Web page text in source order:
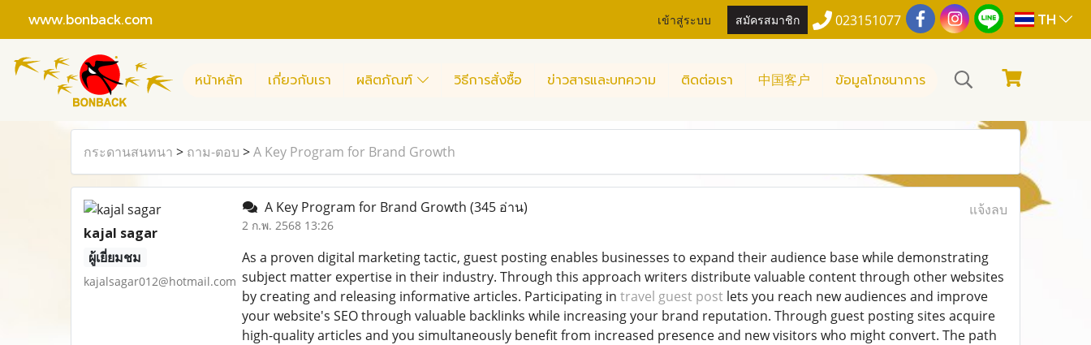
www.bonback.com เข้าสู่ระบบ สมัครสมาชิก 023151077 TH
หน้าหลัก เกี่ยวกับเรา ผลิตภัณฑ์ วิธีการสั่งซื้อ ข่าวสารและบทความ ติดต่อเรา 中国客户 ข้อมูลโภชนาการ
กระดานสนทนา > ถาม-ตอบ >A Key Program for Brand Growth
kajal sagar
ผู้เยี่ยมชม
kajalsagar012@hotmail.com
A Key Program for Brand Growth (345 อ่าน)
2 ก.พ. 2568 13:26
แจ้งลบ
As a proven digital marketing tactic, guest posting enables businesses to expand their audience base while demonstrating
subject matter expertise in their industry. Through this approach writers distribute valuable content through other websites
by creating and releasing informative articles. Participating in travel guest postlets you reach new audiences and improve
your website's SEO through valuable backlinks while increasing your brand reputation. Through guest posting sites acquire
high-quality articles and you simultaneously benefit from increased presence and new visitors who might convert. The path